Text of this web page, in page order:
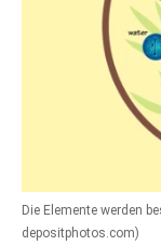
Die Elemente werden
depositphotos.com)